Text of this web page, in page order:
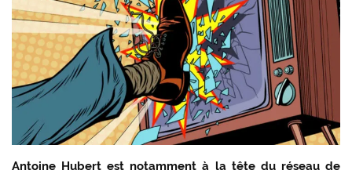
Antoine Hubert est notamment à la tête du réseau de